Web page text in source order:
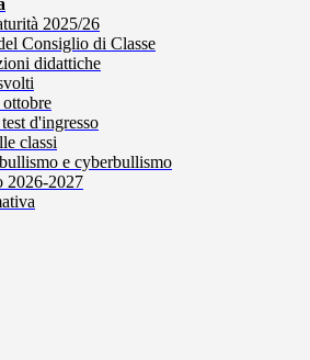
2025/26
Consiglio di Classe
didattiche
d'ingresso
classi
e cyberbullismo
2026-2027